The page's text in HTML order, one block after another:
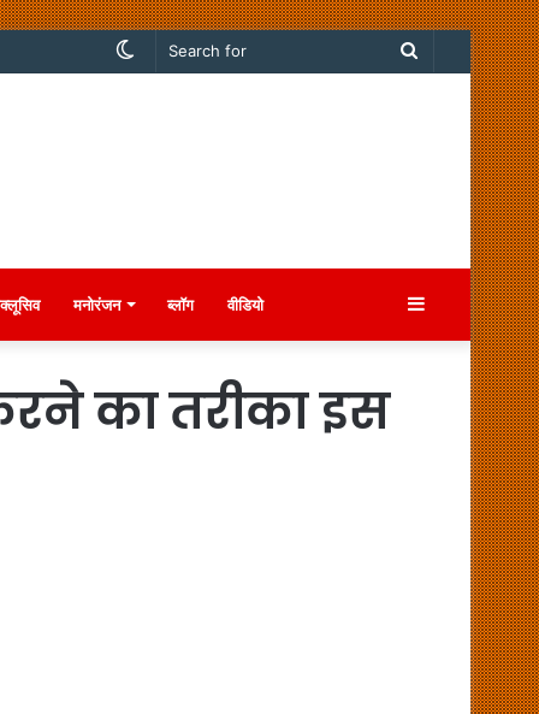
Search
Switch
मनोरंजन ब्लॉग वीडियो Sidebar
का तरीका इस